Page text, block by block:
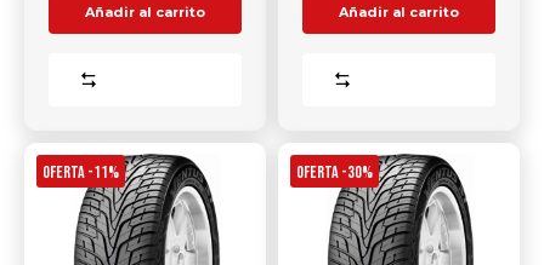
Añadir al carrito Añadir al carrito
OFERTA -11% OFERTA -30%